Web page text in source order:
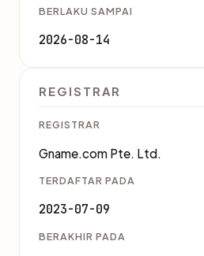
BERLAKU SAMPAI
2026-08-14
REGISTRAR
REGISTRAR
Gname.com Pte. Ltd.
TERDAFTAR PADA
2023-07-09
BERAKHIR PADA